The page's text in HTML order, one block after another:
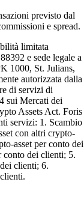
previsto dal
e spread.
limitata
e sede legale a
1000, St. Julians,
autorizzata dalla
di servizi di
sui Mercati dei
Assets Act. Foris
servizi: 1. Scambio
con altri crypto-
asset per conto dei
conto dei clienti; 5.
clienti; 6.